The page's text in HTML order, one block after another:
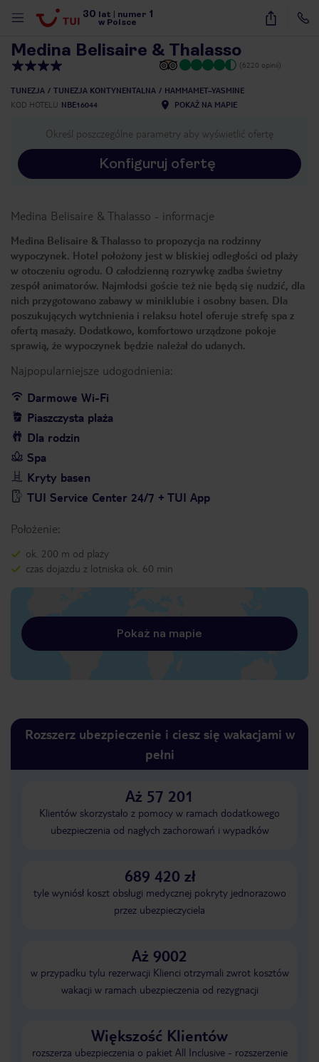
30 lat numer 1
w Polsce
20
Medina Belisaire & Thalasso
(6220 opinii)
TUNEZJA TUNEZJA KONTYNENTALNA
HAMMAMET–YASMINE
KOD HOTELU NBE16044 POKAŻ NA MAPIE
Określ poszczególne parametry aby wyświetlić ofertę
Konfiguruj ofertę
Medina Belisaire & Thalasso - informacje
Medina Belisaire & Thalasso to propozycja na rodzinny
wypoczynek. Hotel położony jest w bliskiej odległości od plaży
w otoczeniu ogrodu. O całodzienną rozrywkę zadba świetny
zespół animatorów. Najmłodsi goście też nie będą się nudzić, dla
nich przygotowano zabawy w miniklubie i osobny basen. Dla
poszukujących wytchnienia i relaksu hotel oferuje strefę spa z
ofertą masaży. Dodatkowo, komfortowo urządzone pokoje
sprawią, że wypoczynek będzie należał do udanych.
Najpopularniejsze udogodnienia:
Darmowe Wi-Fi
Piaszczysta plaża
Dla rodzin
Spa
Kryty basen
TUI Service Center 24/7 + TUI App
Położenie:
ok. 200 m od plaży
czas dojazdu z lotniska ok. 60 min
Pokaż na mapie
Rozszerz ubezpieczenie i ciesz się wakacjami w
pełni
Aż 57 201
Klientów skorzystało z pomocy w ramach dodatkowego
ubezpieczenia od nagłych zachorowań i wypadków
689 420 zł
tyle wyniósł koszt obsługi medycznej pokryty jednorazowo
przez ubezpieczyciela
Aż 9002
w przypadku tylu rezerwacji Klienci otrzymali zwrot kosztów
wakacji w ramach ubezpieczenia od rezygnacji
Większość Klientów
rozszerza ubezpieczenia o pakiet All Inclusive - rozszerzenie